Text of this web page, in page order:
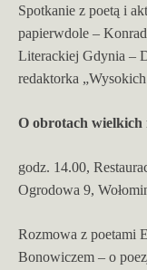
Spotkanie z poetą i
papierwdole –
Literackiej Gdynia –
redaktorka
O obrotach wielkich
godz. 14.00,
Ogrodowa 9,
Rozmowa z poetami
Bonowiczem – o